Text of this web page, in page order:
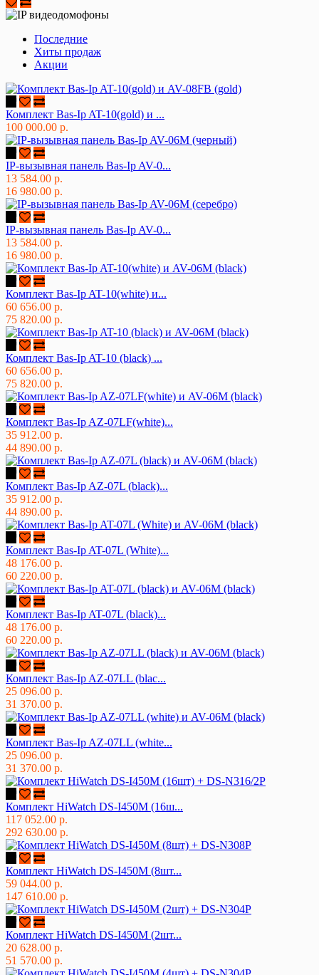
Последние
Хиты продаж
Акции
Комплект Bas-Ip AT-10(gold) и ...
100 000.00 р.
IP-вызывная панель Bas-Ip AV-0...
13 584.00 р.
16 980.00 р.
IP-вызывная панель Bas-Ip AV-0...
13 584.00 р.
16 980.00 р.
Комплект Bas-Ip AT-10(white) и...
60 656.00 р.
75 820.00 р.
Комплект Bas-Ip AT-10 (black) ...
60 656.00 р.
75 820.00 р.
Комплект Bas-Ip AZ-07LF(white)...
35 912.00 р.
44 890.00 р.
Комплект Bas-Ip AZ-07L (black)...
35 912.00 р.
44 890.00 р.
Комплект Bas-Ip AT-07L (White)...
48 176.00 р.
60 220.00 р.
Комплект Bas-Ip AT-07L (black)...
48 176.00 р.
60 220.00 р.
Комплект Bas-Ip AZ-07LL (blac...
25 096.00 р.
31 370.00 р.
Комплект Bas-Ip AZ-07LL (white...
25 096.00 р.
31 370.00 р.
Комплект HiWatch DS-I450M (16ш...
117 052.00 р.
292 630.00 р.
Комплект HiWatch DS-I450M (8шт...
59 044.00 р.
147 610.00 р.
Комплект HiWatch DS-I450M (2шт...
20 628.00 р.
51 570.00 р.